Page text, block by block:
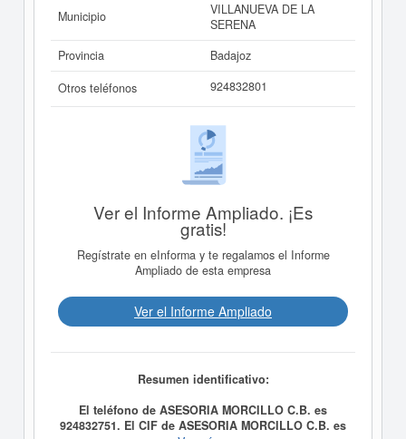
Municipio
VILLANUEVA DE LA
SERENA
Provincia
Badajoz
Otros teléfonos
924832801
Ver el Informe Ampliado. ¡Es
gratis!
Regístrate en eInforma y te regalamos el Informe
Ampliado de esta empresa
Ver el Informe Ampliado
Resumen identificativo:
El teléfono de ASESORIA MORCILLO C.B. es
924832751. El CIF de ASESORIA MORCILLO C.B. es